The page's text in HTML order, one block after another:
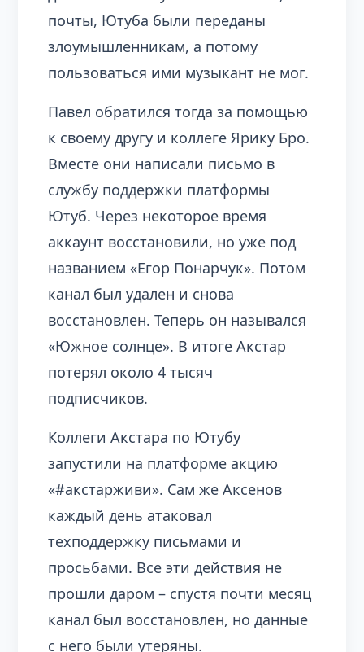
почты, Ютуба были переданы
злоумышленникам, а потому
пользоваться ими музыкант не мог.
Павел обратился тогда за помощью
к своему другу и коллеге Ярику Бро.
Вместе они написали письмо в
службу поддержки платформы
Ютуб. Через некоторое время
аккаунт восстановили, но уже под
названием «Егор Понарчук». Потом
канал был удален и снова
восстановлен. Теперь он назывался
«Южное солнце». В итоге Акстар
потерял около 4 тысяч
подписчиков.
Коллеги Акстара по Ютубу
запустили на платформе акцию
«#акстарживи». Сам же Аксенов
каждый день атаковал
техподдержку письмами и
просьбами. Все эти действия не
прошли даром – спустя почти месяц
канал был восстановлен, но данные
с него были утеряны.